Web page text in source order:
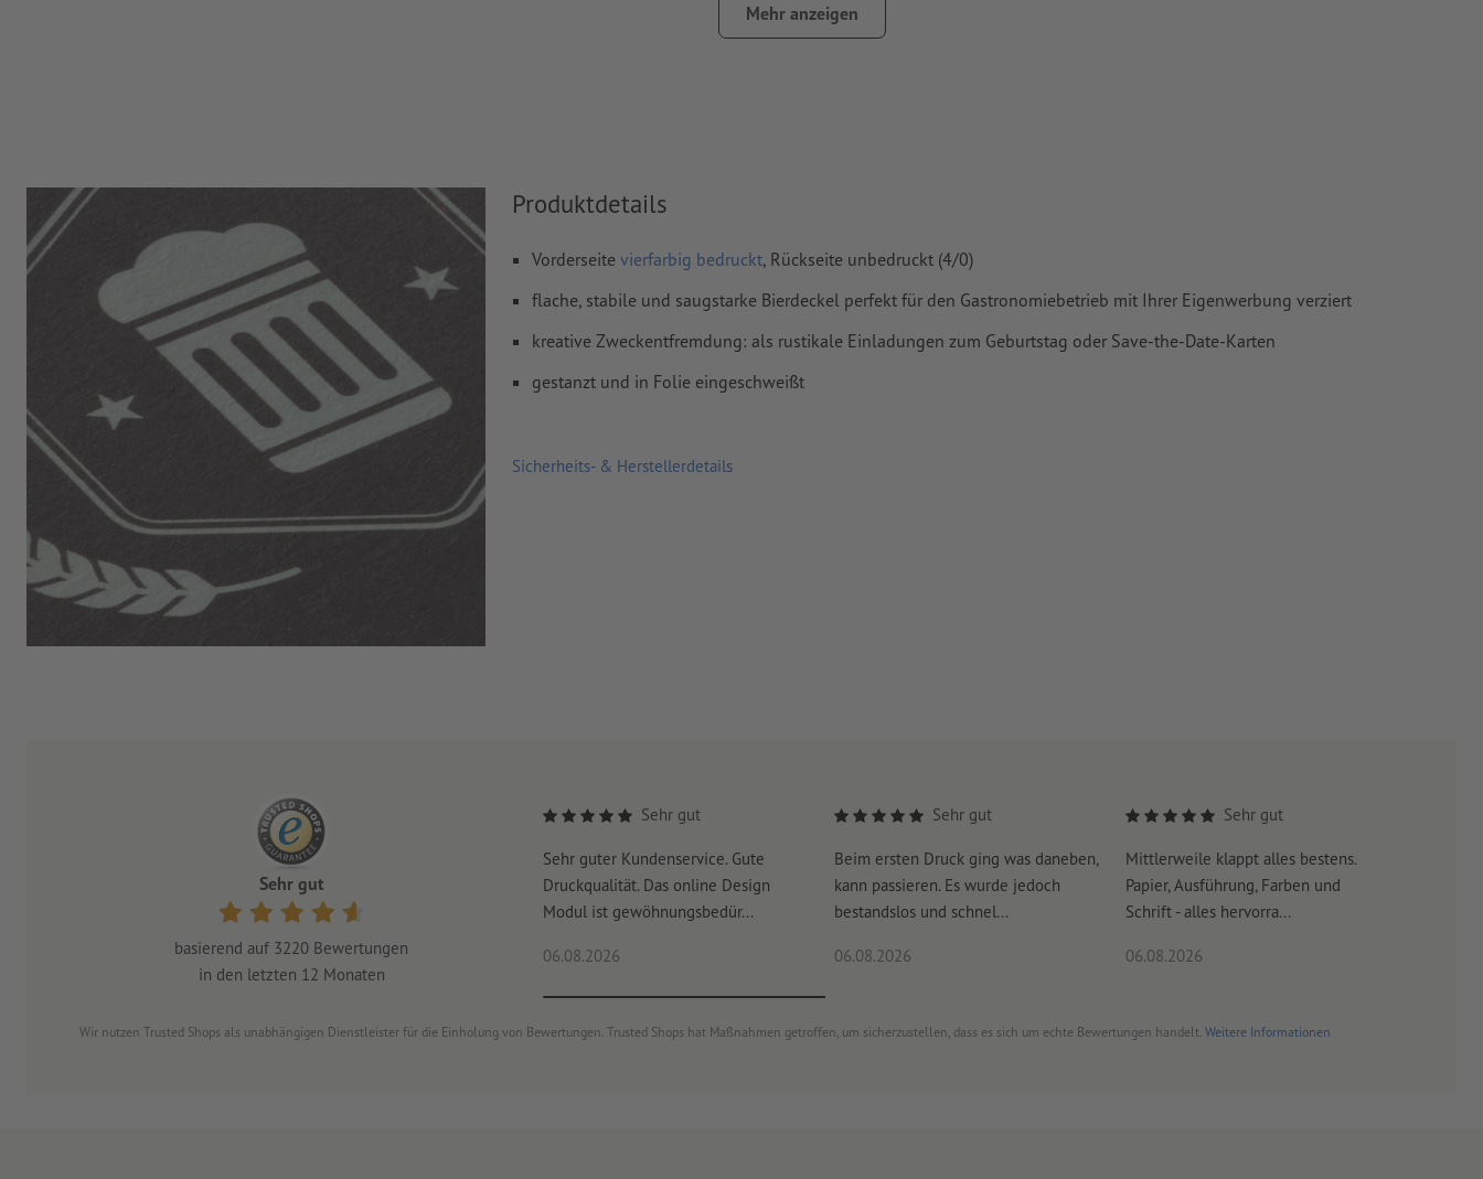
schwarze Designelemente müssen einfarbig schwarz (Cyan 0 %,
Kommentarewerden gelöscht und nicht gedruckt
Inhalte vonFormularfeldernwerden mitgedruckt
Mehr anzeigen
Produktdetails
Vorderseite vierfarbig bedruckt, Rückseite unbedruckt (4/0)
flache, stabile und saugstarke Bierdeckel perfekt für den Gastronomiebetrieb mit Ihrer Eigenwerbung verziert
kreative Zweckentfremdung: als rustikale Einladungen zum Geburtstag oder Save-the-Date-Karten
gestanzt und in Folie eingeschweißt
Sicherheits- & Herstellerdetails
Sehr gut
basierend auf 3220 Bewertungen
in den letzten 12 Monaten
Sehr gut
Sehr guter Kundenservice. Gute
Druckqualität. Das online Design
Modul ist gewöhnungsbedür...
06.08.2026
Sehr gut
Beim ersten Druck ging was daneben,
kann passieren. Es wurde jedoch
bestandslos und schnel...
06.08.2026
Sehr gut
Mittlerweile klappt alles bestens.
Papier, Ausführung, Farben und
Schrift - alles hervorra...
06.08.2026
Wir nutzen Trusted Shops als unabhängigen Dienstleister für die Einholung von Bewertungen. Trusted Shops hat Maßnahmen getroffen, um sicherzustellen, dass es sich um echte Bewertungen handelt. Weitere Informationen